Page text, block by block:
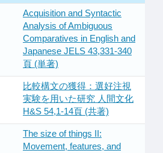
Acquisition and Syntactic
Analysis of Ambiguous
Comparatives in English and
Japanese JELS 43,331-340
頁 (単著)
比較構文の獲得：選好注視
実験を用いた研究 人間文化
H&S 54,1-14頁 (共著)
The size of things II:
Movement, features, and